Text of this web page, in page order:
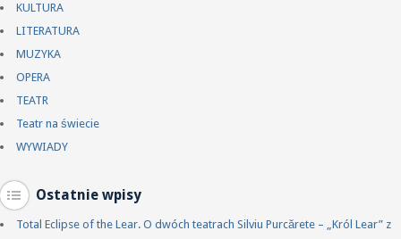
KULTURA
LITERATURA
MUZYKA
OPERA
TEATR
Teatr na świecie
WYWIADY
Ostatnie wpisy
Total Eclipse of the Lear. O dwóch teatrach Silviu Purcărete – „Król Lear” z